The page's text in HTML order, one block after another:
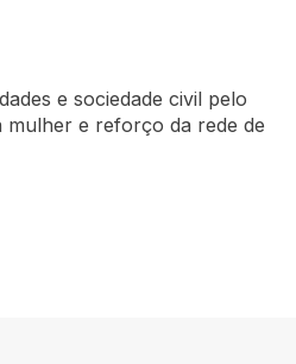
e sociedade civil pelo
mulher e reforço da rede de